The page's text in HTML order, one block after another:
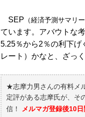
SEP （経済予測サマリー
ています。アバウトな
5.25％から2％の利下げ
レート）かなと、ざっ
★志摩力男さんの有料メ
定評がある志摩氏が、そ
信！
メルマガ登録後10